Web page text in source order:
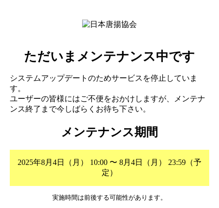
ただいまメンテナンス中です
システムアップデートのためサービスを停止していま
す。
ユーザーの皆様にはご不便をおかけしますが、メンテナ
ンス終了まで今しばらくお待ち下さい。
メンテナンス期間
2025年8月4日（月） 10:00 〜 8月4日（月） 23:59（予
定）
実施時間は前後する可能性があります。